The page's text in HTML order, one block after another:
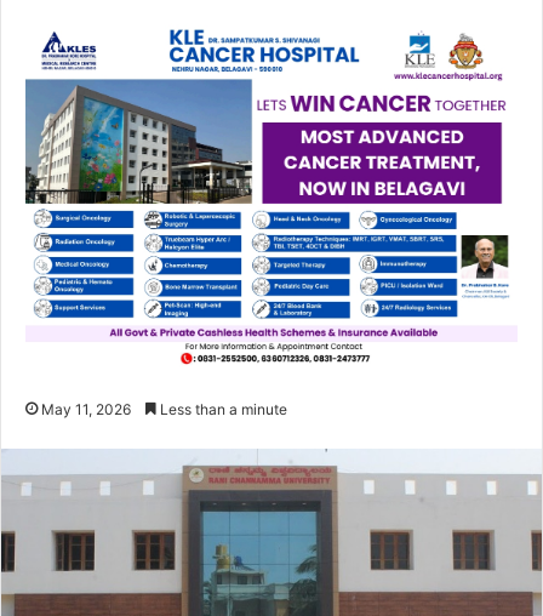
May 11, 2026 Less than a minute